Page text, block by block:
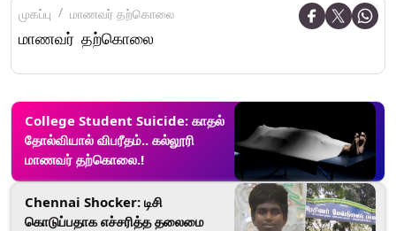
முகப்பு மாணவர் தற்கொலை
மாணவர் தற்கொலை
College Student Suicide: காதல்
தோல்வியால் விபரீதம்.. கல்லூரி
மாணவர் தற்கொலை.!
Chennai Shocker: டிசி
கொடுப்பதாக எச்சரித்த தலைமை